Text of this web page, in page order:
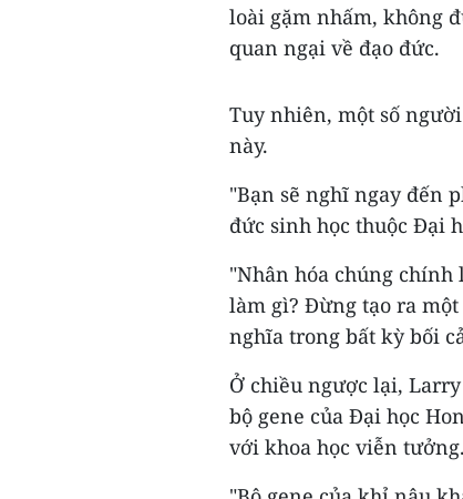
loài gặm nhấm, không
quan ngại về đạo đức.
Tuy nhiên, một số
này.
"Bạn sẽ nghĩ ngay đến
đức sinh học thuộc Đại
"Nhân hóa chúng chính
làm gì? Đừng tạo ra
nghĩa trong bất kỳ bối
Ở chiều ngược lại,
bộ gene của Đại học
với khoa học viễn tưởng.